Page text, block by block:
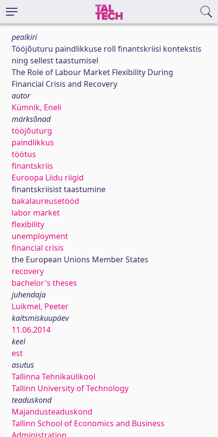
pealkiri
Tööjõuturu paindlikkuse roll finantskriisi kontekstis
ning sellest taastumisel
The Role of Labour Market Flexibility During
Financial Crisis and Recovery
autor
Kümnik, Eneli
märksõnad
tööjõuturg
paindlikkus
töötus
finantskriis
Euroopa Liidu riigid
finantskriisist taastumine
bakalaureusetööd
labor market
flexibility
unemployment
financial crisis
the European Unions Member States
recovery
bachelor's theses
juhendaja
Luikmel, Peeter
kaitsmiskuupäev
11.06.2014
keel
est
asutus
Tallinna Tehnikaülikool
Tallinn University of Technology
teaduskond
Majandusteaduskond
Tallinn School of Economics and Business